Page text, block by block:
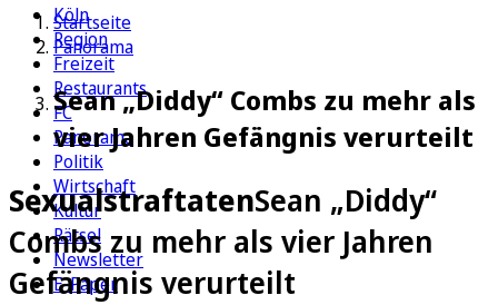
Köln
Region
Freizeit
Restaurants
FC
Panorama
Politik
Wirtschaft
Kultur
Rätsel
Newsletter
E-Paper
Startseite
Panorama
Sean „Diddy“ Combs zu mehr als
vier Jahren Gefängnis verurteilt
SexualstraftatenSean „Diddy“
Combs zu mehr als vier Jahren
Gefängnis verurteilt